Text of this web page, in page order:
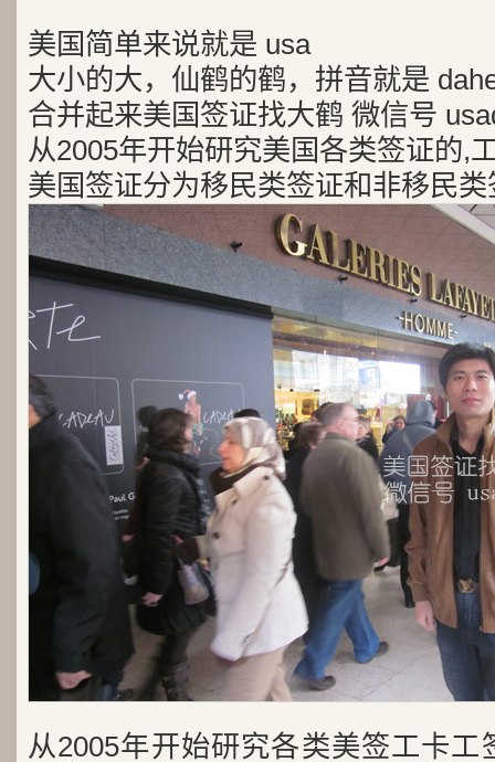
美国简单来说就是 usa
大小的大，仙鹤的鹤，拼音就是
合并起来美国签证找大鹤 微信号
从2005年开始研究美国各类签证的,
美国签证分为移民类签证和非移民
从2005年开始研究各类美签工卡工